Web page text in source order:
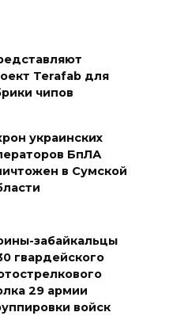
Terafab для
чипов
украинских
БпЛА
в Сумской
забайкальцы
гвардейского
29 армии
войск